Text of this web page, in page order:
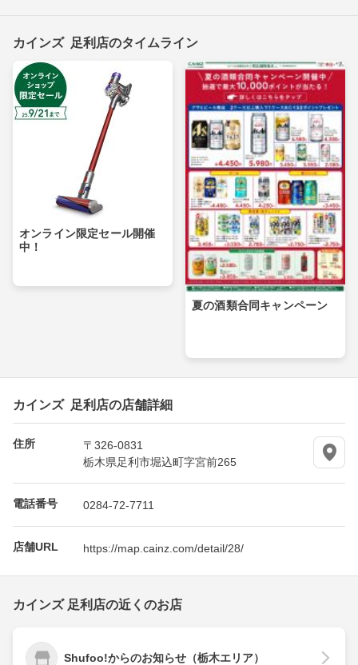
カインズ 足利店のタイムライン
オンライン限定セール開催
中！
夏の酒類合同キャンペーン
カインズ 足利店の店舗詳細
住所
〒326-0831
栃木県足利市堀込町字宮前265
電話番号 0284-72-7711
店舗URL https://map.cainz.com/detail/28/
カインズ 足利店の近くのお店
Shufoo!からのお知らせ（栃木エリア）